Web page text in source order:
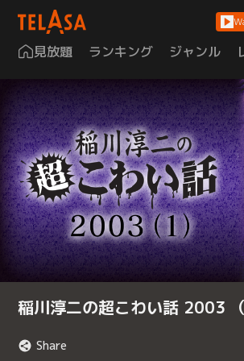
見放題 ランキング ジャンル
稲川淳二の超こわい話 2003 （
Share